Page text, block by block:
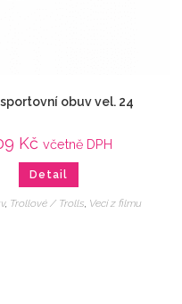
obuv vel. 24
Kč včetně DPH
Detail
, Trollové / Trolls, Veci z filmu